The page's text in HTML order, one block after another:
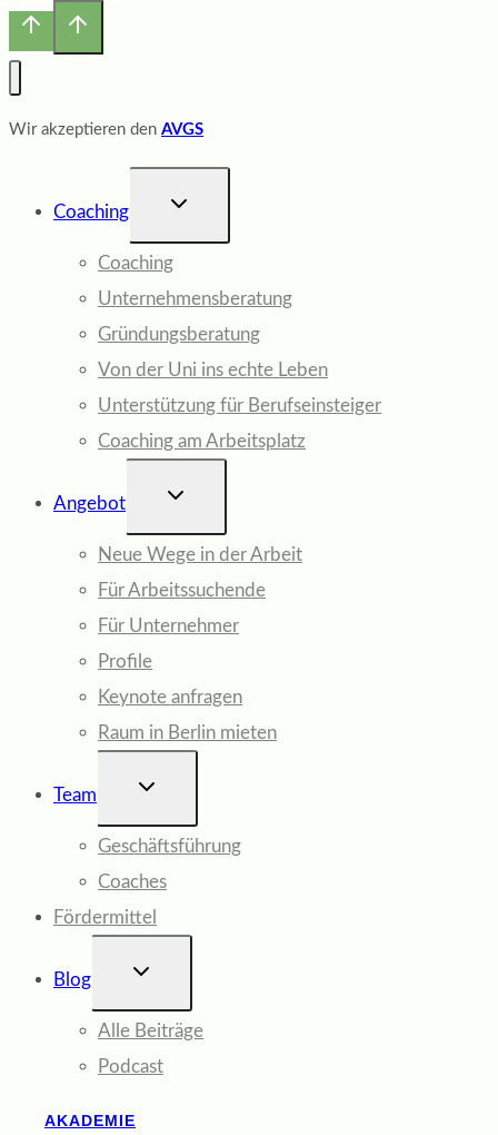
Wir akzeptieren den AVGS
Coaching
UNTERMENÜ
Coaching
Unternehmensberatung
Gründungsberatung
Von der Uni ins echte Leben
Unterstützung für Berufseinsteiger
Coaching am Arbeitsplatz
Angebot
UNTERMENÜ
Neue Wege in der Arbeit
Für Arbeitssuchende
Für Unternehmer
Profile
Keynote anfragen
Raum in Berlin mieten
Team
UNTERMENÜ
Geschäftsführung
Coaches
Fördermittel
Blog
UNTERMENÜ
Alle Beiträge
Podcast
AKADEMIE